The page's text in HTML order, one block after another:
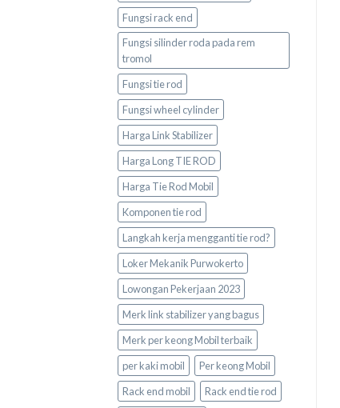
Fungsi rack end
Fungsi silinder roda pada rem
tromol
Fungsi tie rod
Fungsi wheel cylinder
Harga Link Stabilizer
Harga Long TIE ROD
Harga Tie Rod Mobil
Komponen tie rod
Langkah kerja mengganti tie rod?
Loker Mekanik Purwokerto
Lowongan Pekerjaan 2023
Merk link stabilizer yang bagus
Merk per keong Mobil terbaik
per kaki mobil
Per keong Mobil
Rack end mobil
Rack end tie rod